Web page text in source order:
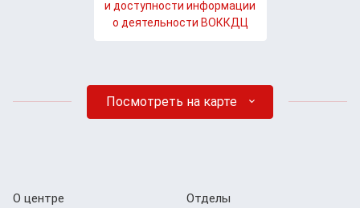
и доступности информации
о деятельности ВОККДЦ
Посмотреть на карте
О центре Отделы